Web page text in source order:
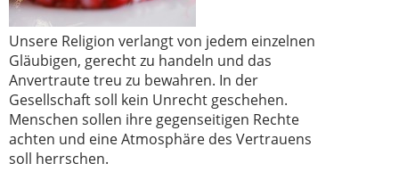
Unsere Religion verlangt von jedem einzelnen
Gläubigen, gerecht zu handeln und das
Anvertraute treu zu bewahren. In der
Gesellschaft soll kein Unrecht geschehen.
Menschen sollen ihre gegenseitigen Rechte
achten und eine Atmosphäre des Vertrauens
soll herrschen.